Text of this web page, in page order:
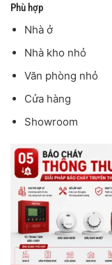
Phù hợp
Nhà ở
Nhà kho nhỏ
Văn phòng nhỏ
Cửa hàng
Showroom